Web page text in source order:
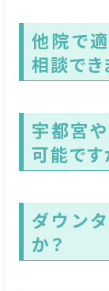
他院で
相談でき
宇都宮
可能です
ダウン
か？